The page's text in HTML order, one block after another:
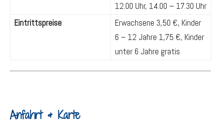
12.00 Uhr, 14.00 – 17.30 Uhr
Eintrittspreise
Erwachsene 3,50 €, Kinder
6 – 12 Jahre 1,75 €, Kinder
unter 6 Jahre gratis
Anfahrt & Karte